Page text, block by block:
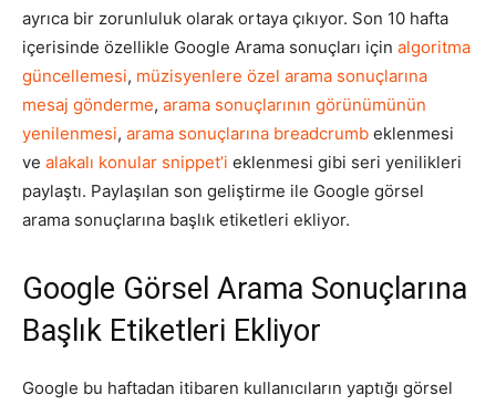
SEM,
ASO,
UI/UX
ayrıca bir zorunluluk olarak ortaya çıkıyor. Son 10 hafta
içerisinde özellikle Google Arama sonuçları için algoritma
güncellemesi, müzisyenlere özel arama sonuçlarına
mesaj gönderme, arama sonuçlarının görünümünün
yenilenmesi, arama sonuçlarına breadcrumb eklenmesi
ve alakalı konular snippet’i eklenmesi gibi seri yenilikleri
paylaştı. Paylaşılan son geliştirme ile Google görsel
arama sonuçlarına başlık etiketleri ekliyor.
Google Görsel Arama Sonuçlarına
Başlık Etiketleri Ekliyor
Google bu haftadan itibaren kullanıcıların yaptığı görsel